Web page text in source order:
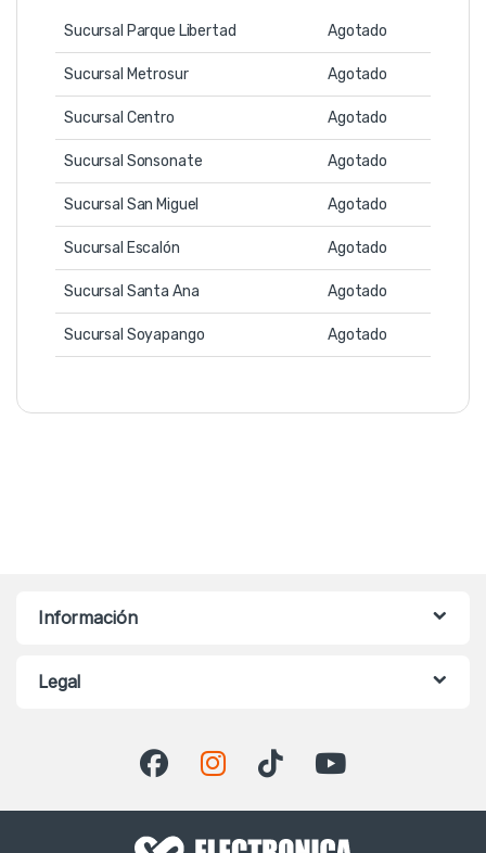
Sucursal Parque Libertad Agotado
Sucursal Metrosur Agotado
Sucursal Centro Agotado
Sucursal Sonsonate Agotado
Sucursal San Miguel Agotado
Sucursal Escalón Agotado
Sucursal Santa Ana Agotado
Sucursal Soyapango Agotado
Información
Legal